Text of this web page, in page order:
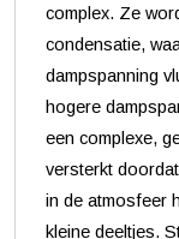
complex. Ze
condensatie,
dampspanning
hogere
een complexe,
versterkt
in de atmosfeer
kleine deeltjes.